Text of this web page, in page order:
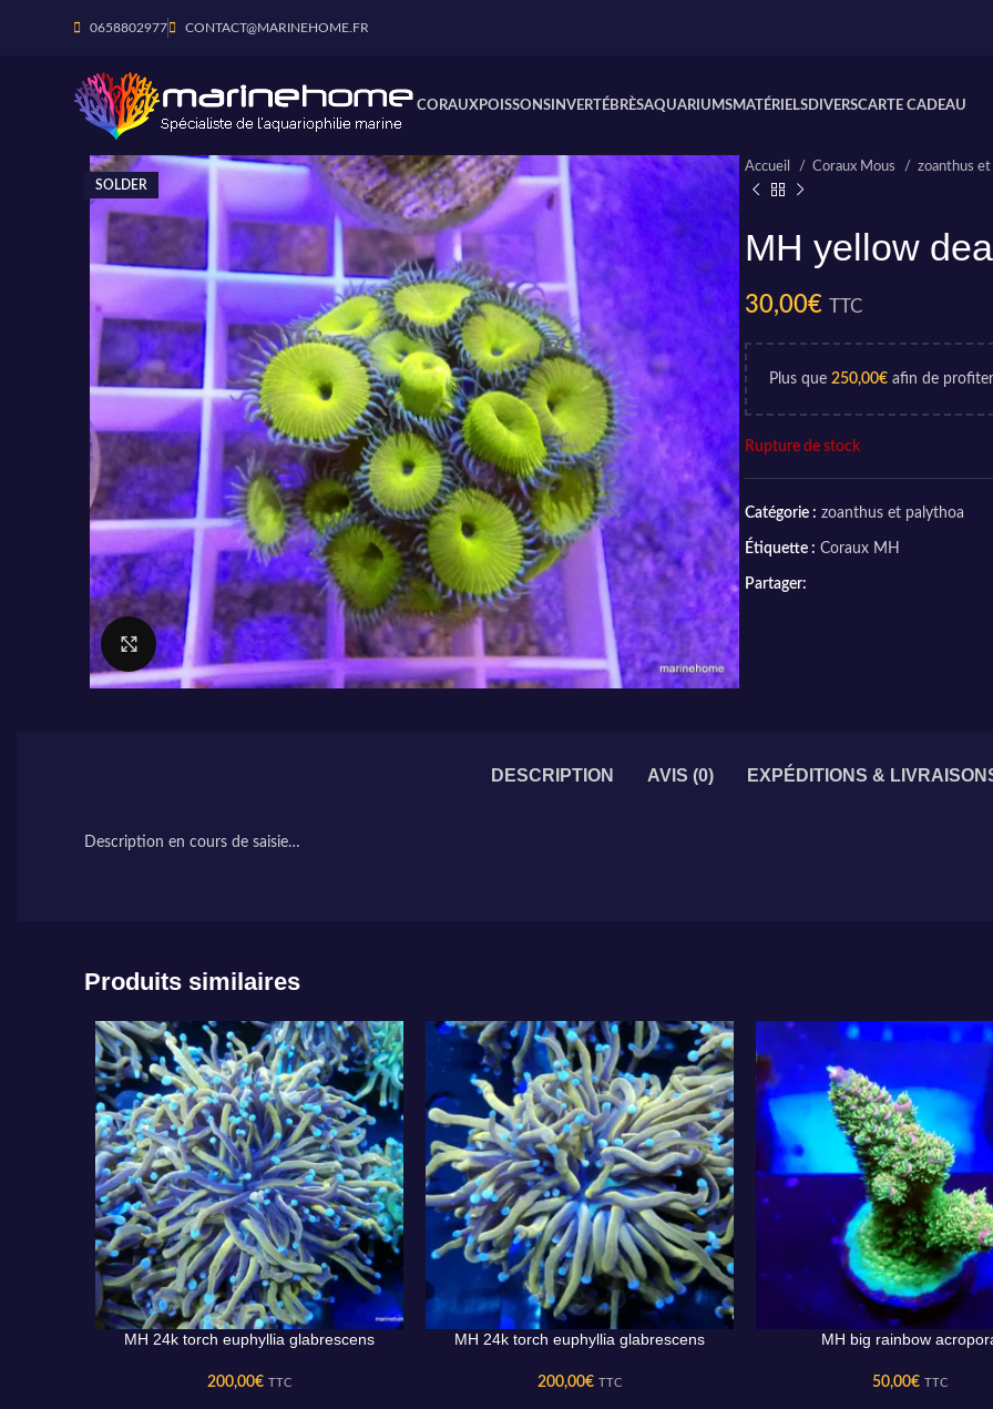
0658802977 CONTACT@MARINEHOME.FR
CORAUX POISSONS INVERTÉBRÈSAQUARIUMSMATÉRIELS DIVERSCARTE CADEAU
SOLDER
Cliquez pour agrandir
Accueil Coraux Mous zoanthus
MH yellow
30,00€ TTC
Plus que 250,00€ afin de
Rupture de stock
Catégorie : zoanthus et palythoa
Étiquette : Coraux MH
Partager:
DESCRIPTION AVIS (0) EXPÉDITIONS &
Description en cours de saisie…
Produits similaires
AJOUTER AU PANIER
MH 24k torch euphyllia glabrescens
200,00€ TTC
AJOUTER AU PANIER
MH 24k torch euphyllia glabrescens
200,00€ TTC
AJOUTER AU PANIER
MH big rainbow
50,00€ TTC